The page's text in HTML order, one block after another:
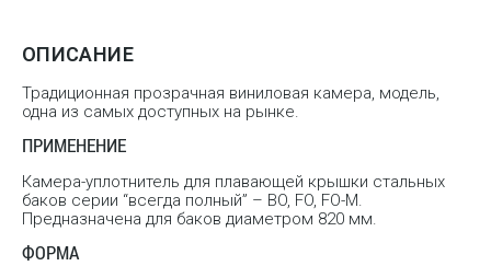
ОПИСАНИЕ
Традиционная прозрачная виниловая камера, модель,
одна из самых доступных на рынке.
ПРИМЕНЕНИЕ
Камера-уплотнитель для плавающей крышки стальных
баков серии “всегда полный” – BO, FO, FO-M.
Предназначена для баков диаметром 820 мм.
ФОРМА